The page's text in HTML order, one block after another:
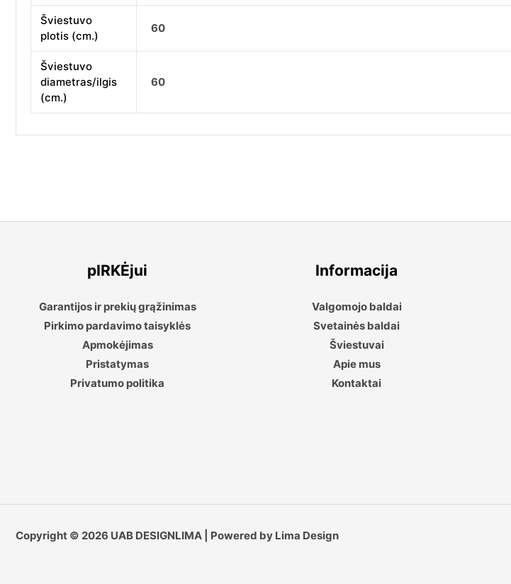
Šviestuvo
plotis (cm.)
60
Šviestuvo
diametras/ilgis
(cm.)
60
pIRKĖjui
Garantijos ir prekių grąžinimas
Pirkimo pardavimo taisyklės
Apmokėjimas
Pristatymas
Privatumo politika
Informacija
Valgomojo baldai
Svetainės baldai
Šviestuvai
Apie mus
Kontaktai
Copyright © 2026 UAB DESIGNLIMA | Powered by Lima Design